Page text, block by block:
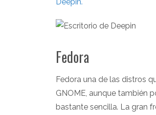
Fedora
Fedora una de las distros
GNOME, aunque también
bastante sencilla. La gran